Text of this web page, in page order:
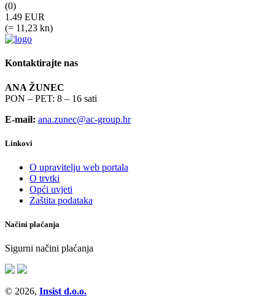
(0)
1.49 EUR
(= 11,23 kn)
Kontaktirajte nas
ANA ŽUNEC
PON – PET: 8 – 16 sati
E-mail: ana.zunec@ac-group.hr
Linkovi
O upravitelju web portala
O trvtki
Opći uvjeti
Zaštita podataka
Načini plačanja
Sigurni načini plaćanja
© 2026, Insist d.o.o.